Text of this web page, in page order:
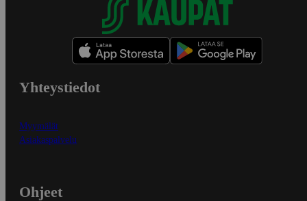
Yhteystiedot
Myymälät
Asiakaspalvelu
Ohjeet